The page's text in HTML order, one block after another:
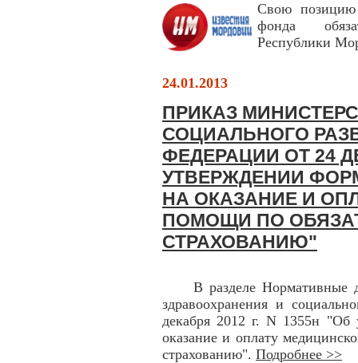
Свою позицию
фонда
Республики
24.01.2013
ПРИКАЗ
СОЦИАЛЬНОГО
ФЕДЕРАЦИИ ОТ 24
УТВЕРЖДЕНИИ
НА ОКАЗАНИЕ И
ПОМОЩИ ПО
СТРАХОВАНИЮ"
В разделе Нормативные
здравоохранения и
декабря 2012 г. N 1355н "Об
оказание и оплату
страхованию". Подробнее >>